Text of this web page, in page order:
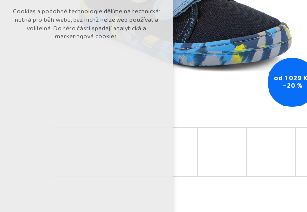
od 1 029
–20 %
Přijmout všechny cookies
Odmítnout vše
Cookies a podobné technologie dělíme na technická:
nutná pro běh webu, bez nichž nelze web používat a
volitelná. Do této části spadají analytická a
marketingová cookies.